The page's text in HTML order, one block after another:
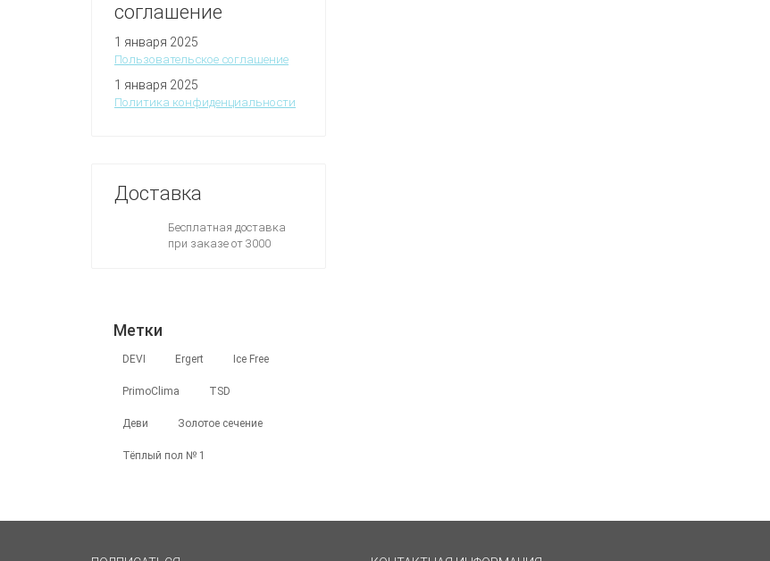
соглашение
1 января 2025
Пользовательское соглашение
1 января 2025
Политика конфиденциальности
Доставка
Бесплатная доставка
при заказе от 3000
Метки
DEVI Ergert Ice Free
PrimoClima TSD
Деви Золотое сечение
Тёплый пол № 1